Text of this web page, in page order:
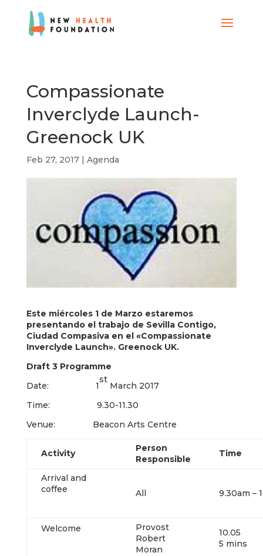
Compassionate
Inverclyde Launch-
Greenock UK
Feb 27, 2017| Agenda
Este miércoles 1 de Marzo estaremos
presentando el trabajo de Sevilla Contigo,
Ciudad Compasiva en el «Compassionate
Inverclyde Launch». Greenock UK.
Draft 3 Programme
Date: 1
st
March 2017
Time: 9.30-11.30
Venue: Beacon Arts Centre
Activity
Person
Responsible
Time
Arrival and
coffee
All 9.30am –
Welcome
Provost
Robert
Moran
5 mins